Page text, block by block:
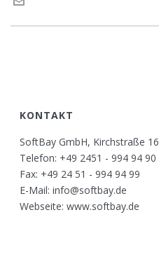
KONTAKT
SoftBay GmbH, Kirchstraße
Telefon: +49 2451 - 994 94 90
Fax: +49 24 51 - 994 94 99
E-Mail: info@softbay.de
Webseite: www.softbay.de